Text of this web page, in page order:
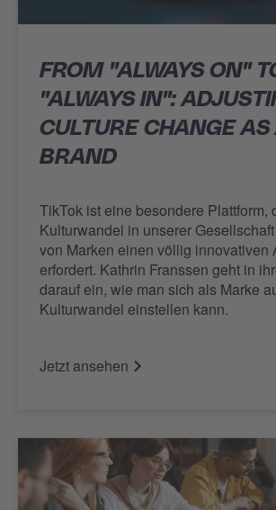
FROM "ALWAYS ON"
"ALWAYS IN":
CULTURE CHANGE AS
BRAND
TikTok ist eine besondere Plattform,
Kulturwandel in unserer
von Marken einen völlig innovativen
erfordert. Kathrin Franssen geht in
darauf ein, wie man sich als Marke
Kulturwandel einstellen kann.
Jetzt ansehen